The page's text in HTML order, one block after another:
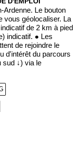
Ardenne. Le bouton
vous géolocaliser. La
de 2 km à pied
indicatif. ● Les
de rejoindre le
d'intérêt du parcours
sud ↓) via le